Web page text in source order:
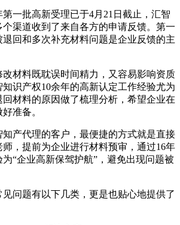
第一批高新受理已于4月21日截止，汇智
渠道收到了来自各方的申请反馈。第一
回和多次补充材料问题是企业反馈的主
材料既耽误时间精力，又容易影响资质
识产权10余年的高新认定工作经验尤为
材料的原因做了梳理分析，希望企业在
准备。
产代理的客户，最便捷的方式就是直接
，提前为企业进行材料预审，通过16年
“企业高新保驾护航”，避免出现问题被
问题有以下几类，更是也贴心地提供了